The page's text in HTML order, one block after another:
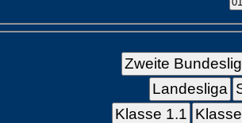
Zweite
Landesliga
Klasse 1.1